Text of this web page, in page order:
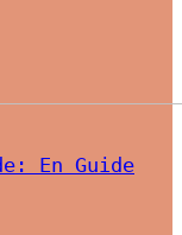
En Guide